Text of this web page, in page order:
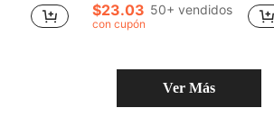
$23.03 50+ vendidos
con cupón
Ver Más